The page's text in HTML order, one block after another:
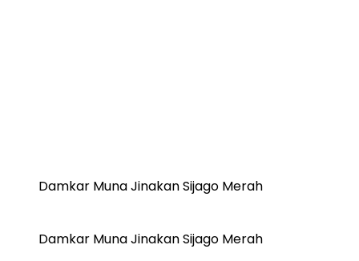
Damkar Muna Jinakan Sijago Merah
Damkar Muna Jinakan Sijago Merah